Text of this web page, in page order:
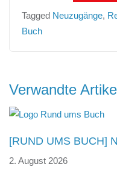
Tagged Neuzugänge,
Buch
Verwandte
[RUND UMS BUCH]
2. August 2026